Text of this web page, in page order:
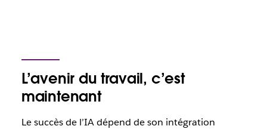
L’avenir du travail, c’est
maintenant
Le succès de l’IA dépend de son intégration